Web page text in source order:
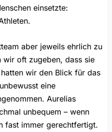
einsetzte:
aber jeweils ehrlich zu
wir oft zugeben, dass sie
wir den Blick für das
eine
Aurelias
unbequem – wenn
fast immer gerechtfertigt.